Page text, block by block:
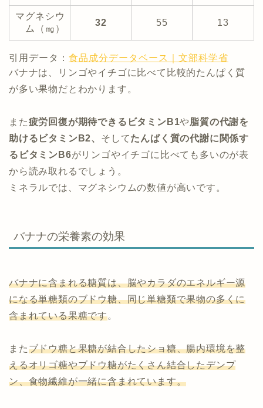
マグネシウ
ム（㎎）
32 55 13
引用データ： 食品成分データベース｜文部科学省
バナナは、リンゴやイチゴに比べて比較的たんぱく質
が多い果物だとわかります。
また疲労回復が期待できるビタミンB1や脂質の代謝を
助けるビタミンB2、 そしてたんぱく質の代謝に関係す
るビタミンB6がリンゴやイチゴに比べても多いのが表
から読み取れるでしょう。
ミネラルでは、マグネシウムの数値が高いです。
バナナの栄養素の効果
バナナに含まれる糖質は、脳やカラダのエネルギー源
になる単糖類のブドウ糖、同じ単糖類で果物の多くに
含まれている果糖です。
またブドウ糖と果糖が結合したショ糖、腸内環境を整
えるオリゴ糖やブドウ糖がたくさん結合したデンプ
ン、食物繊維が一緒に含まれています。